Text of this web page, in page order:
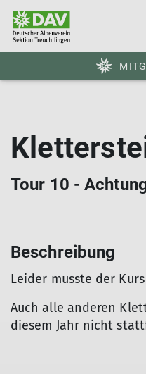
Tour 10 -
Beschreibung
Leider musste der
Auch alle anderen
diesem Jahr nicht